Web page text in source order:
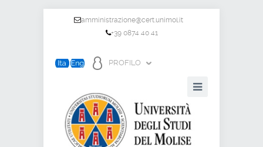
amministrazione@cert.unimol.it
+39 0874 40 41
PROFILO